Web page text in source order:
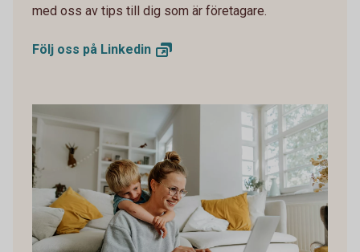
med oss av tips till dig som är företagare.
Följ oss på Linkedin